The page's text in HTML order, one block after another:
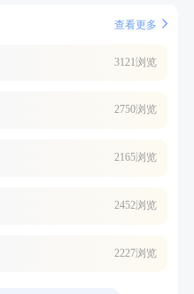
查看更多
3121浏览
2750浏览
2165浏览
2452浏览
2227浏览